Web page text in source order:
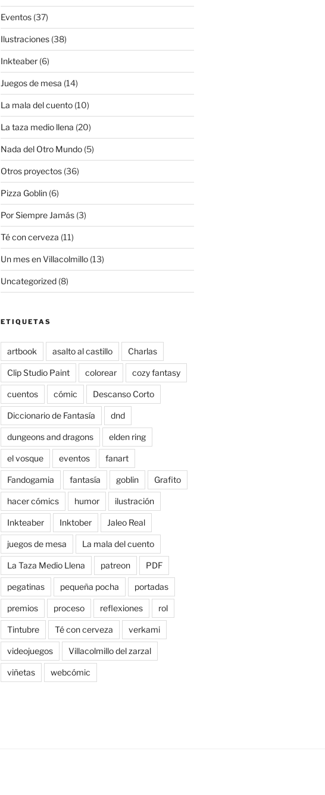
Eventos(37)
Ilustraciones(38)
Inkteaber(6)
Juegos de mesa (14)
La mala del cuento(10)
La taza medio llena (20)
Nada del Otro Mundo(5)
Otros proyectos(36)
Pizza Goblin(6)
Por Siempre Jamás(3)
Té con cerveza (11)
Un mes en Villacolmillo(13)
Uncategorized(8)
ETIQUETAS
artbook asalto al castillo Charlas
Clip Studio Paint colorear cozy fantasy
cuentos cómic Descanso Corto
Diccionario de Fantasía dnd
dungeons and dragons elden ring
el vosque eventos fanart
Fandogamia fantasía goblin Grafito
hacer cómics humor ilustración
Inkteaber Inktober Jaleo Real
juegos de mesa La mala del cuento
La Taza Medio Llena patreon PDF
pegatinas pequeña pocha portadas
premios proceso reflexiones rol
Tintubre Té con cerveza verkami
videojuegos Villacolmillo del zarzal
viñetas webcómic